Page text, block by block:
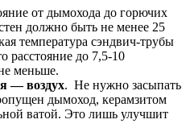
от дымохода до горючих
должно быть не менее 25
температура сэндвич-трубы
расстояние до 7,5-10
меньше.
— воздух. Не нужно засыпать
дымоход, керамзитом
ватой. Это лишь улучшит